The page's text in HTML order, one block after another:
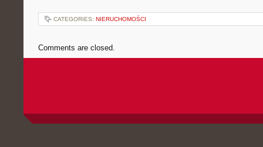
CATEGORIES: NIERUCHOMOŚCI
Comments are closed.